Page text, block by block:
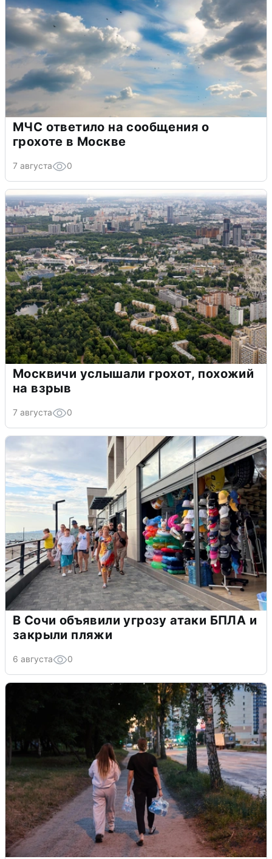
МЧС ответило на сообщения о
грохоте в Москве
7 августа 0
Москвичи услышали грохот, похожий
на взрыв
7 августа 0
В Сочи объявили угрозу атаки БПЛА и
закрыли пляжи
6 августа 0